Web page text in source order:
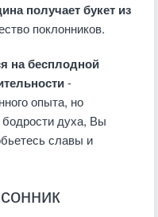
получает букет из
поклонников.
на бесплодной
-
опыта, но
бодрости духа, Вы
славы и